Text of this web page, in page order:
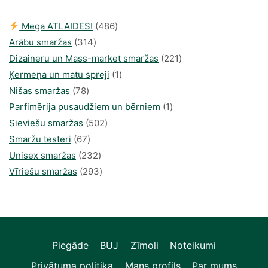
Mega ATLAIDES! 486486
Arābu smaržas 314314
produkti
Dizaineru un Mass-market smaržas 221221
Ķermeņa un matu spreji 11
Nišas smaržas 7878
produkts
Parfimērija pusaudžiem un bērniem 11
Sieviešu smaržas 502502
Smaržu testeri 6767
produkts
Unisex smaržas 232232
produkts
Vīriešu smaržas 293293
Piegāde BUJ Zīmoli
Noteikumi
Privātuma politika
Mans profils Par mums